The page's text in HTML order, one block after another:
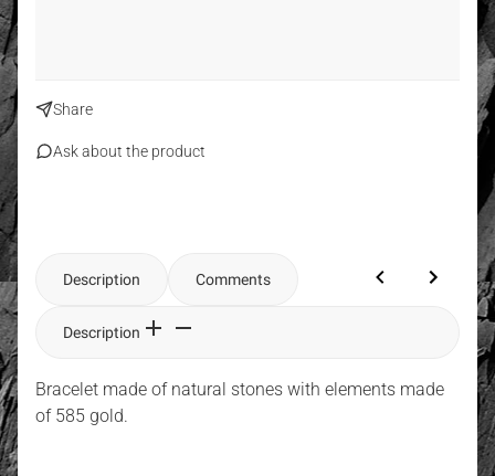
Share
Ask about the product
Description Comments
Description
Bracelet made of natural stones with elements made
of 585 gold.